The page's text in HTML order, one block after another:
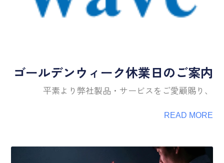
ゴールデンウィーク休業日のご案内
平素より弊社製品・サービスをご愛顧賜り、
READ MORE